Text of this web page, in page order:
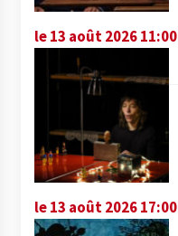
le 13 août 2026 11:00
le 13 août 2026 17:00